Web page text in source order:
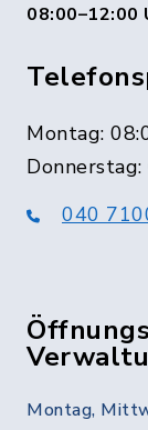
08:00–12:00
Montag:
040
Montag,